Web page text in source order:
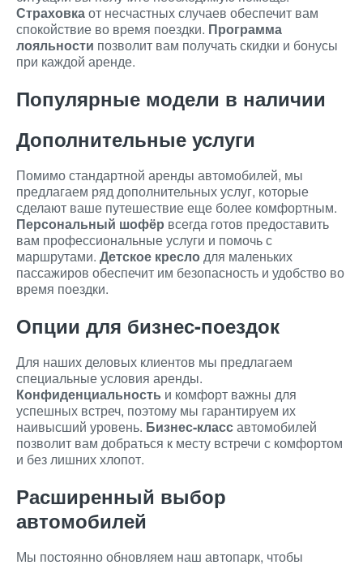
Страховкаот несчастных случаев обеспечит вам
спокойствие во время поездки. Программа
лояльности позволит вам получать скидки и бонусы
при каждой аренде.
Популярные модели в наличии
Дополнительные услуги
Помимо стандартной аренды автомобилей, мы
предлагаем ряд дополнительных услуг, которые
сделают ваше путешествие еще более комфортным.
Персональный шофёр всегда готов предоставить
вам профессиональные услуги и помочь с
маршрутами. Детское кресло для маленьких
пассажиров обеспечит им безопасность и удобство во
время поездки.
Опции для бизнес-поездок
Для наших деловых клиентов мы предлагаем
специальные условия аренды.
Конфиденциальность и комфорт важны для
успешных встреч, поэтому мы гарантируем их
наивысший уровень. Бизнес-классавтомобилей
позволит вам добраться к месту встречи с комфортом
и без лишних хлопот.
Расширенный выбор
автомобилей
Мы постоянно обновляем наш автопарк, чтобы